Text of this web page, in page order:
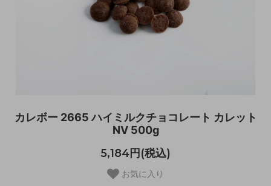
カレボー 2665 ハイミルクチョコレート カレット
NV 500g
5,184円(税込)
お気に入り